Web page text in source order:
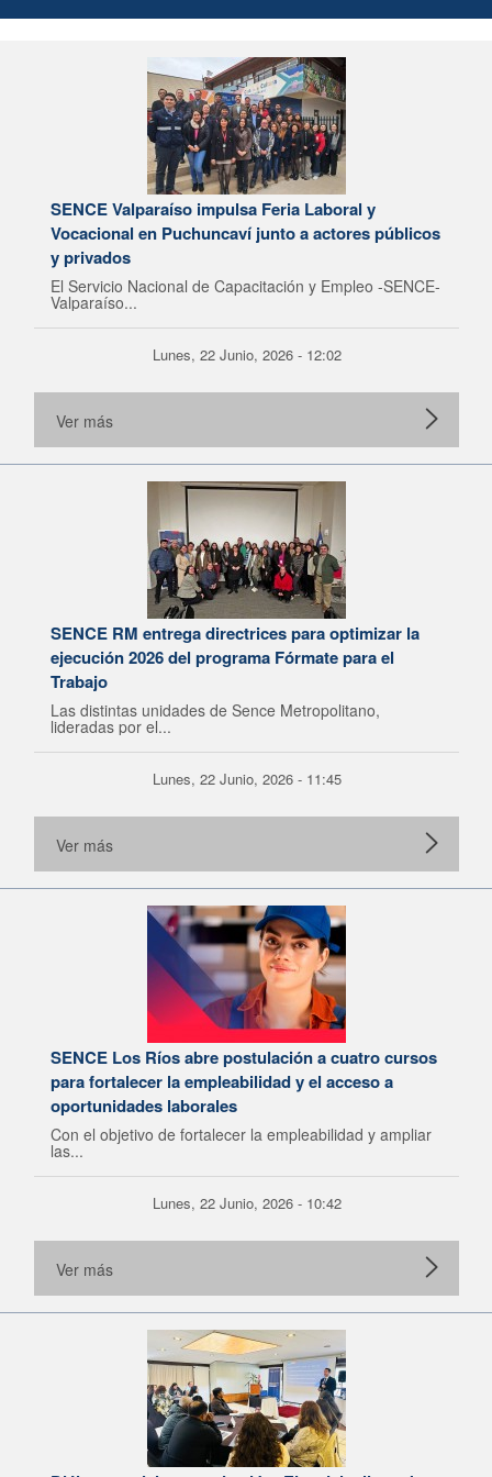
SENCE Valparaíso impulsa Feria Laboral y
Vocacional en Puchuncaví junto a actores públicos
y privados
El Servicio Nacional de Capacitación y Empleo -SENCE-
Valparaíso...
Lunes, 22 Junio, 2026 - 12:02
Ver más
SENCE RM entrega directrices para optimizar la
ejecución 2026 del programa Fórmate para el
Trabajo
Las distintas unidades de Sence Metropolitano,
lideradas por el...
Lunes, 22 Junio, 2026 - 11:45
Ver más
SENCE Los Ríos abre postulación a cuatro cursos
para fortalecer la empleabilidad y el acceso a
oportunidades laborales
Con el objetivo de fortalecer la empleabilidad y ampliar
las...
Lunes, 22 Junio, 2026 - 10:42
Ver más